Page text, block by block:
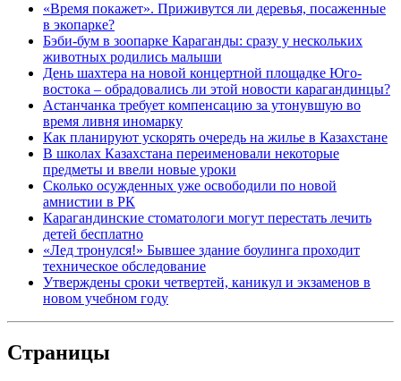
«Время покажет». Приживутся ли деревья, посаженные
в экопарке?
Бэби-бум в зоопарке Караганды: сразу у нескольких
животных родились малыши
День шахтера на новой концертной площадке Юго-
востока – обрадовались ли этой новости карагандинцы?
Астанчанка требует компенсацию за утонувшую во
время ливня иномарку
Как планируют ускорять очередь на жилье в Казахстане
В школах Казахстана переименовали некоторые
предметы и ввели новые уроки
Сколько осужденных уже освободили по новой
амнистии в РК
Карагандинские стоматологи могут перестать лечить
детей бесплатно
«Лед тронулся!» Бывшее здание боулинга проходит
техническое обследование
Утверждены сроки четвертей, каникул и экзаменов в
новом учебном году
Страницы